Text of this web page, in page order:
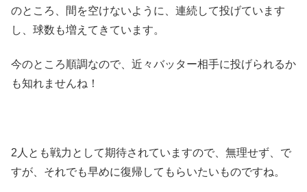
のところ、間を空けないように、連続して投げています
し、球数も増えてきています。
今のところ順調なので、近々バッター相手に投げられるか
も知れませんね！
2人とも戦力として期待されていますので、無理せず、で
すが、それでも早めに復帰してもらいたいものですね。